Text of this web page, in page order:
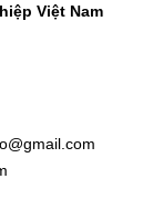
Việt Nam